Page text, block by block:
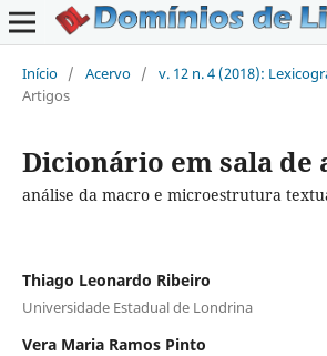
Início / Acervo / v. 12 n. 4 (2018):
Artigos
Dicionário em sala de
análise da macro e microestrutura
Thiago Leonardo Ribeiro
Universidade Estadual de Londrina
Vera Maria Ramos Pinto